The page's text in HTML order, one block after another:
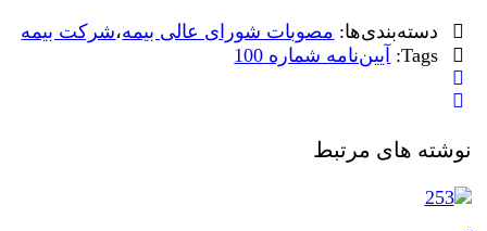
دسته‌بندی‌ها: مصوبات شورای عالی بیمه،شرکت بیمه
آيين‌نامه شماره 100
نوشته های مرتبط